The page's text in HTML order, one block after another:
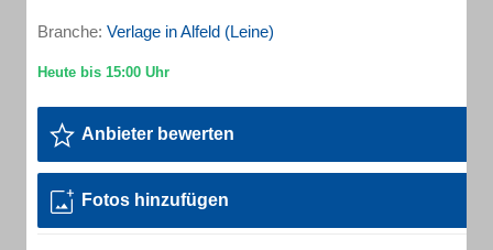
Branche: Verlage in Alfeld (Leine)
Anbieter bewerten
Fotos hinzufügen